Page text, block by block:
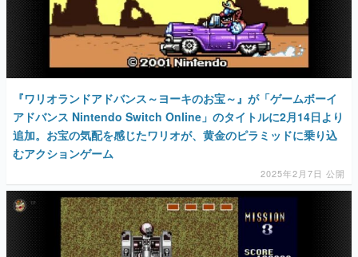
『ワリオランドアドバンス～ヨーキのお宝～』が「ゲームボーイ
アドバンス Nintendo Switch Online」のタイトルに2月14日より
追加。お宝の気配を感じたワリオが、黄金のピラミッドに乗り込
むアクションゲーム
2025年2月7日 公開